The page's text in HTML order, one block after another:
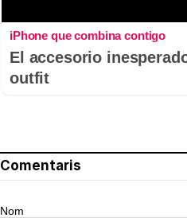
iPhone que combina contigo
El accesorio
outfit
Comentaris
Nom